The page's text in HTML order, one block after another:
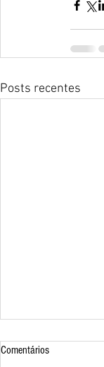
Posts recentes
Comentários